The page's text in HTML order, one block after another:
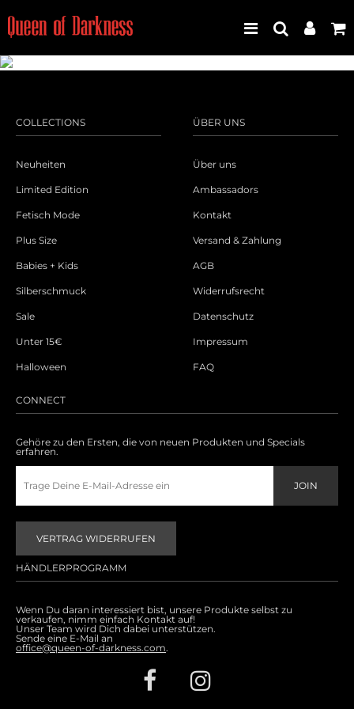
Best Seller
Neuheiten
Store Leipzig
Gutscheine
COLLECTIONS
Neuheiten
Limited Edition
Fetisch Mode
Plus Size
Babies + Kids
Silberschmuck
Sale
Unter 15€
Halloween
ÜBER UNS
Über uns
Ambassadors
Kontakt
Versand & Zahlung
AGB
Widerrufsrecht
Datenschutz
Impressum
FAQ
CONNECT
Gehöre zu den Ersten, die von neuen Produkten und Specials
erfahren.
VERTRAG WIDERRUFEN
HÄNDLERPROGRAMM
Wenn Du daran interessiert bist, unsere Produkte selbst zu
verkaufen, nimm einfach Kontakt auf!
Unser Team wird Dich dabei unterstützen.
Sende eine E-Mail an
office@queen-of-darkness.com.